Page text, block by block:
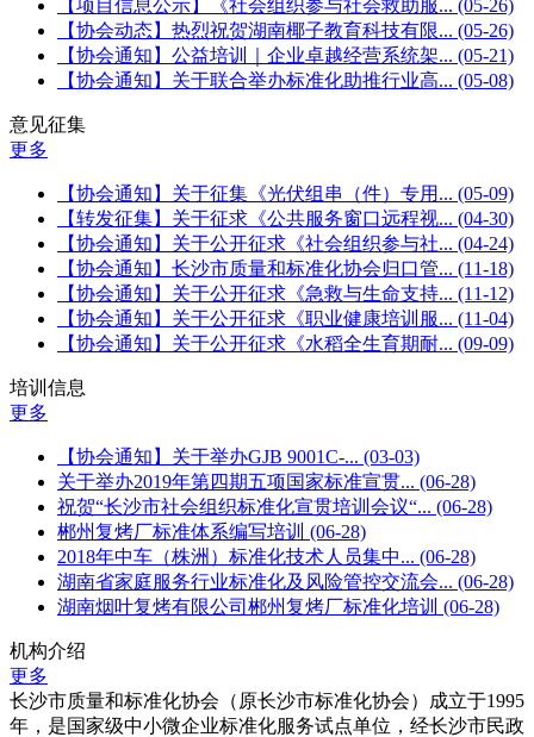
【项目信息公示】《社会组织参与社会救助服... (05-26)
【协会动态】热烈祝贺湖南椰子教育科技有限... (05-26)
【协会通知】公益培训｜企业卓越经营系统架... (05-21)
【协会通知】关于联合举办标准化助推行业高... (05-08)
意见征集
更多
【协会通知】关于征集《光伏组串（件）专用... (05-09)
【转发征集】关于征求《公共服务窗口远程视... (04-30)
【协会通知】关于公开征求《社会组织参与社... (04-24)
【协会通知】长沙市质量和标准化协会归口管... (11-18)
【协会通知】关于公开征求《急救与生命支持... (11-12)
【协会通知】关于公开征求《职业健康培训服... (11-04)
【协会通知】关于公开征求《水稻全生育期耐... (09-09)
培训信息
更多
【协会通知】关于举办GJB 9001C-... (03-03)
关于举办2019年第四期五项国家标准宣贯... (06-28)
祝贺“长沙市社会组织标准化宣贯培训会议“... (06-28)
郴州复烤厂标准体系编写培训 (06-28)
2018年中车（株洲）标准化技术人员集中... (06-28)
湖南省家庭服务行业标准化及风险管控交流会... (06-28)
湖南烟叶复烤有限公司郴州复烤厂标准化培训 (06-28)
机构介绍
更多
长沙市质量和标准化协会（原长沙市标准化协会）成立于1995
年，是国家级中小微企业标准化服务试点单位，经长沙市民政